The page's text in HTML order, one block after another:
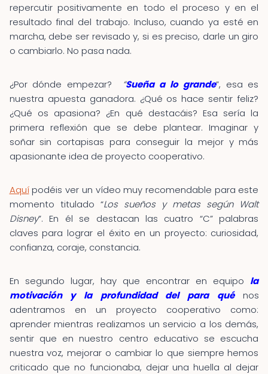
repercutir positivamente en todo el proceso y en el
resultado final del trabajo. Incluso, cuando ya esté en
marcha, debe ser revisado y, si es preciso, darle un giro
o cambiarlo. No pasa nada.
¿Por dónde empezar? “Sueña a lo grande”, esa es
nuestra apuesta ganadora. ¿Qué os hace sentir feliz?
¿Qué os apasiona? ¿En qué destacáis? Esa sería la
primera reflexión que se debe plantear. Imaginar y
soñar sin cortapisas para conseguir la mejor y más
apasionante idea de proyecto cooperativo.
Aquípodéis ver un vídeo muy recomendable para este
momento titulado “Los sueños y metas según Walt
Disney”. En él se destacan las cuatro “C” palabras
claves para lograr el éxito en un proyecto: curiosidad,
confianza, coraje, constancia.
En segundo lugar, hay que encontrar en equipo la
motivación y la profundidad del para qué
nos
adentramos en un proyecto cooperativo como:
aprender mientras realizamos un servicio a los demás,
sentir que en nuestro centro educativo se escucha
nuestra voz, mejorar o cambiar lo que siempre hemos
criticado que no funcionaba, dejar una huella al dejar